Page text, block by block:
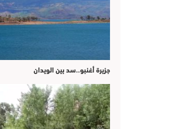
جزيرة أغنبو..سد بين الويدان